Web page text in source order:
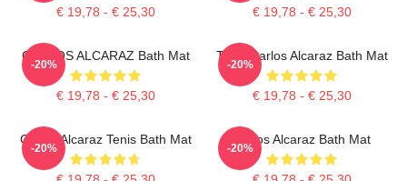
€ 19,78 - € 25,30 € 19,78 - € 25,30
CARLOS ALCARAZ Bath Mat
€ 19,78 - € 25,30
-20%
Tenis Carlos Alcaraz Bath Mat
€ 19,78 - € 25,30
-20%
Carlos Alcaraz Tenis Bath Mat
-20%
Carlos Alcaraz Bath Mat
-20%